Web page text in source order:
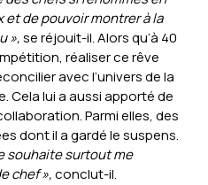
et de pouvoir montrer à la
»,se réjouit-il. Alors qu’à 40
réaliser ce rêve
avec l’univers de la
Cela lui a aussi apporté de
Parmi elles, des
dont il a gardé le suspens.
souhaite surtout me
chef »,conclut-il.